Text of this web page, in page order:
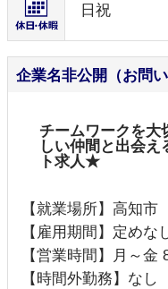
日祝
企業名非公開（お問
チームワークを大
しい仲間と出会
ト求人★
【就業場所】高知市
【雇用期間】定めな
【営業時間】月～金
【時間外勤務】なし